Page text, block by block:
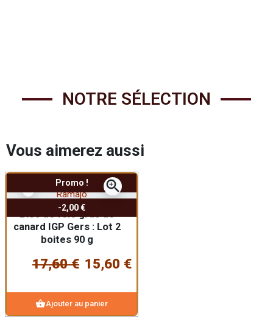
NOTRE SÉLECTION
Vous aimerez aussi
Promo !
-2,00 €
zoom_in
Bloc de foie gras de
canard IGP Gers : Lot 2
boites 90 g
17,60 € 15,60 €
shopping_basketAjouter au panier